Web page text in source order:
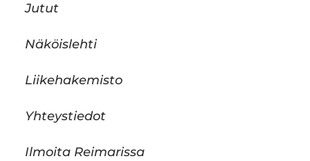
Jutut
Näköislehti
Liikehakemisto
Yhteystiedot
Ilmoita Reimarissa